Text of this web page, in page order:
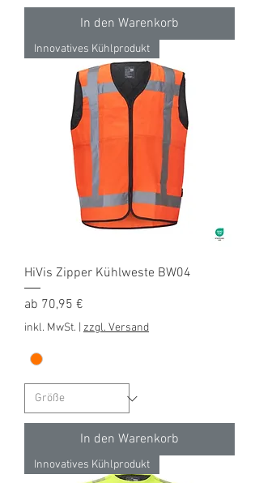
In den Warenkorb
Innovatives Kühlprodukt
HiVis Zipper Kühlweste BW04
ab 70,95 €
Sale-Preis
inkl. MwSt. zzgl. Versand
In den Warenkorb
Innovatives Kühlprodukt